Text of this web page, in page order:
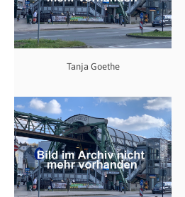
Tanja Goethe